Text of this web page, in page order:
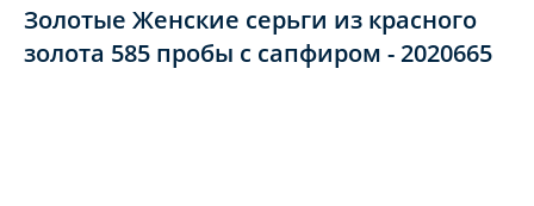
Золотые Женские серьги из красного
золота 585 пробы с сапфиром - 2020665